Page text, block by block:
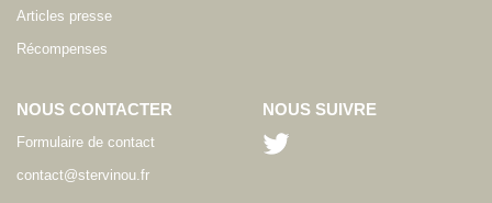
Articles presse
Récompenses
NOUS CONTACTER
Formulaire de contact
contact@stervinou.fr
NOUS SUIVRE